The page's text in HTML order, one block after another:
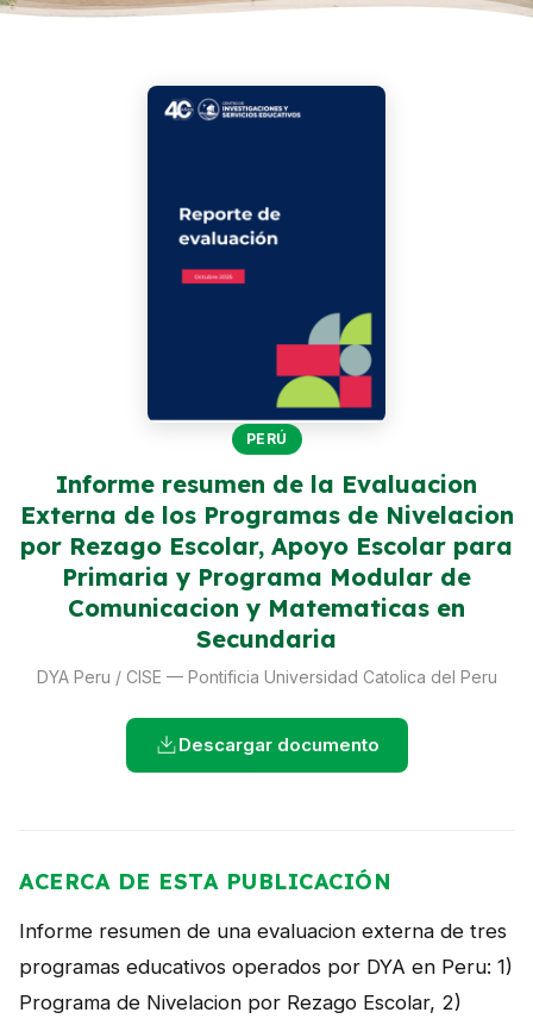
Ecuador
Publicaciones
TDRs
Transparencia
NOTICIAS
CONTACTO
PERÚ
Informe resumen de la Evaluacion
Externa de los Programas de Nivelacion
por Rezago Escolar, Apoyo Escolar para
Primaria y Programa Modular de
Comunicacion y Matematicas en
Secundaria
DYA Peru / CISE — Pontificia Universidad Catolica del Peru
Descargar documento
ACERCA DE ESTA PUBLICACIÓN
Informe resumen de una evaluacion externa de tres
programas educativos operados por DYA en Peru: 1)
Programa de Nivelacion por Rezago Escolar, 2)